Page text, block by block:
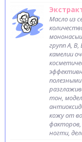
Масло из
групп A,
камелии
тон,
кожу от
ногти,